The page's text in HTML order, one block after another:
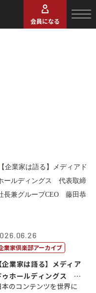
会員になる
業家倶楽部アーカイブ
【企業家は語る】メディア
ゥホールディングス 代
取締役社長...
本のコンテンツを世界に